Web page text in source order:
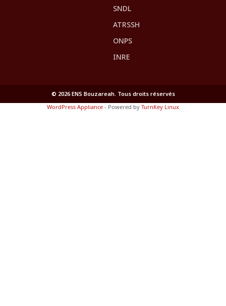
SNDL
ATRSSH
ONPS
INRE
© 2026 ENS Bouzareah. Tous droits réservés
WordPress Appliance - Powered by TurnKey Linux